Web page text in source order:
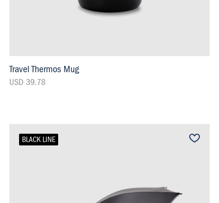
Travel Thermos Mug
USD 39.78
BLACK LINE